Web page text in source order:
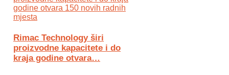
Rimac Technology širi
proizvodne kapacitete i do
kraja godine otvara…